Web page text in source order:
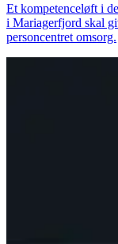
Et kompetenceløft i
i Mariagerfjord skal
personcentret omsorg.